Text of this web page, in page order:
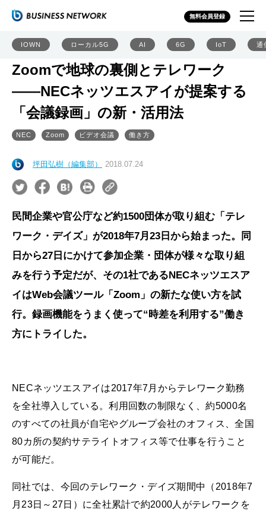
無料会員登録
IOWN ローカル5G AI 6G IoT 通
Zoomで地球の裏側とテレワーク
――NECネッツエスアイが提案する
「会議録画」の新・活用法
NEC Zoom ビデオ会議 働き方
坪田弘樹（編集部） 2018.07.24
民間企業や官公庁など約1500団体が取り組む「テレ
ワーク・デイズ」が2018年7月23日から始まった。同
日から27日にかけて参加企業・団体が様々な取り組
みを行う予定だが、その1社であるNECネッツエスア
イはWeb会議ツール「Zoom」の新たな使い方を試
行。録画機能をうまく使って“時差を利用する”働き
方にトライした。
NECネッツエスアイは2017年7月からテレワーク勤務
を全社導入している。利用回数の制限なく、約5000名
のすべての社員が自宅やグループ会社のオフィス、全国
80カ所の契約サテライトオフィス等で仕事を行うこと
が可能だ。
同社では、今回のテレワーク・デイズ期間中（2018年7
月23日～27日）に全社累計で約2000人がテレワークを